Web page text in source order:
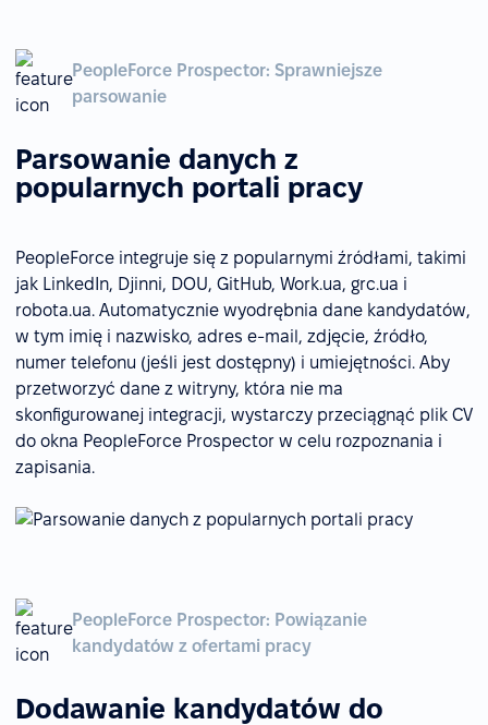
PeopleForce Prospector: Sprawniejsze
parsowanie
Parsowanie danych z
popularnych portali pracy
PeopleForce integruje się z popularnymi źródłami, takimi
jak LinkedIn, Djinni, DOU, GitHub, Work.ua, grc.ua i
robota.ua. Automatycznie wyodrębnia dane kandydatów,
w tym imię i nazwisko, adres e-mail, zdjęcie, źródło,
numer telefonu (jeśli jest dostępny) i umiejętności. Aby
przetworzyć dane z witryny, która nie ma
skonfigurowanej integracji, wystarczy przeciągnąć plik CV
do okna PeopleForce Prospector w celu rozpoznania i
zapisania.
PeopleForce Prospector: Powiązanie
kandydatów z ofertami pracy
Dodawanie kandydatów do